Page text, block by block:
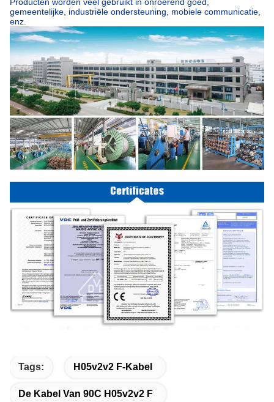
Producten worden veel gebruikt in onroerend goed,
gemeentelijke, industriële ondersteuning, mobiele communicatie,
enz.
Tags: H05v2v2 F-Kabel
De Kabel Van 90C H05v2v2 F